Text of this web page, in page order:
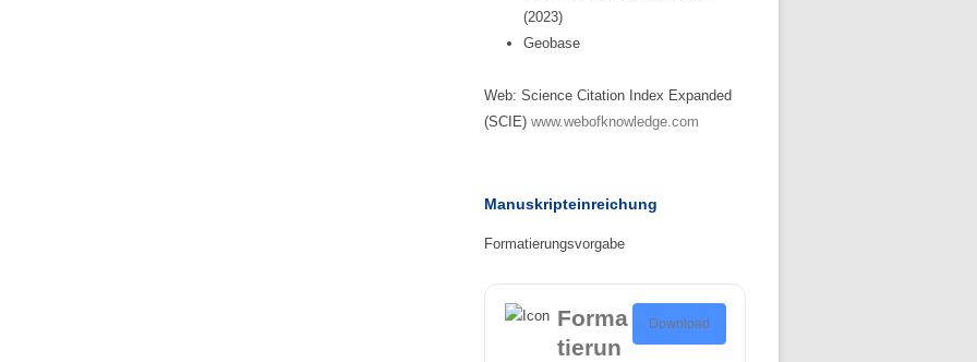
(2023)
Geobase
Web: Science Citation Index Expanded
(SCIE)www.webofknowledge.com
Manuskripteinreichung
Formatierungsvorgabe
Forma
tierun
Download